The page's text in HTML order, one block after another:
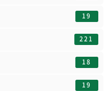
19
221
18
19